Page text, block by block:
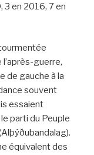
en 2016, 7 en
guerre,
de gauche à la
souvent
essaient
parti du Peuple
équivalent des